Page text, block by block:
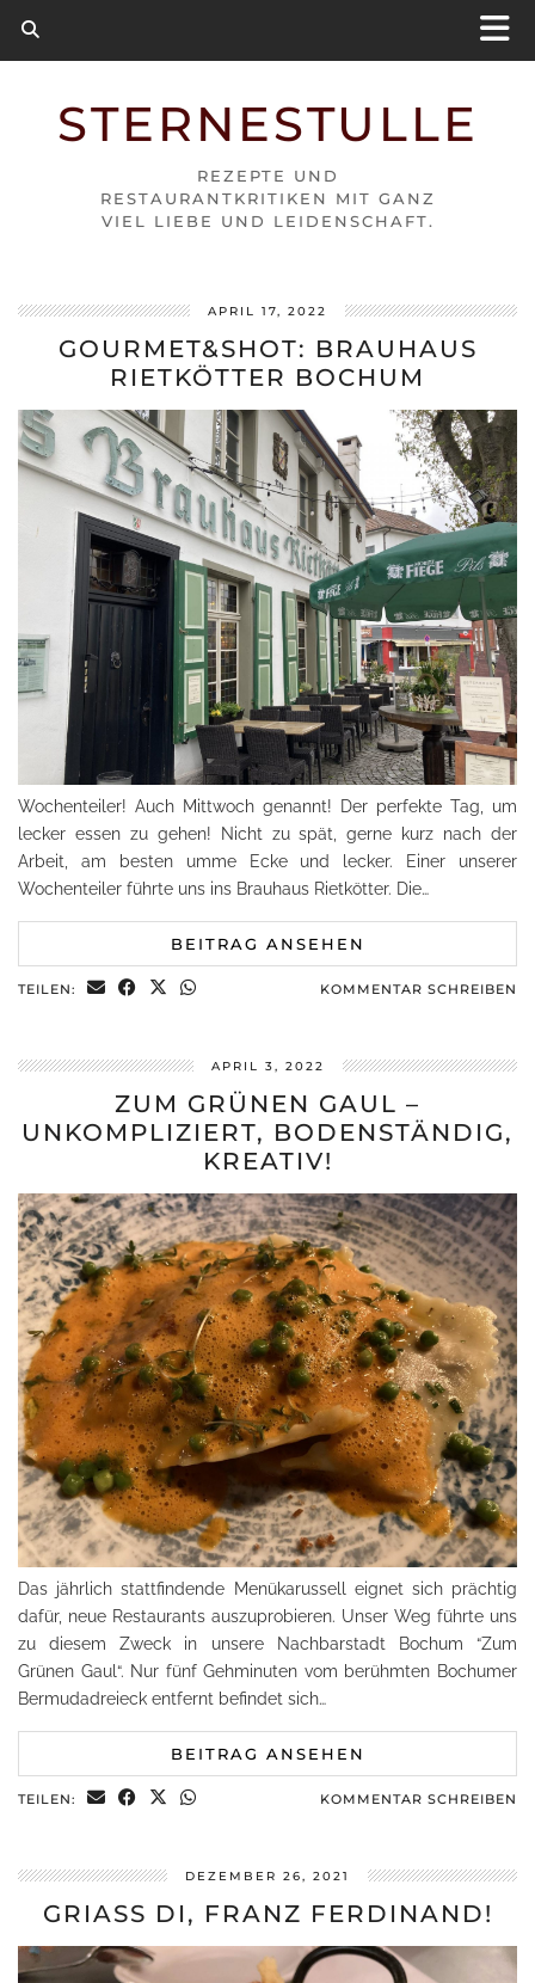
STERNESTULLE
REZEPTE UND
RESTAURANTKRITIKEN MIT GANZ
VIEL LIEBE UND LEIDENSCHAFT.
APRIL 17, 2022
GOURMET&SHOT: BRAUHAUS
RIETKÖTTER BOCHUM
Wochenteiler! Auch Mittwoch genannt! Der perfekte Tag, um
lecker essen zu gehen! Nicht zu spät, gerne kurz nach der
Arbeit, am besten umme Ecke und lecker. Einer unserer
Wochenteiler führte uns ins Brauhaus Rietkötter. Die…
BEITRAG ANSEHEN
TEILEN: KOMMENTAR SCHREIBEN
APRIL 3, 2022
ZUM GRÜNEN GAUL –
UNKOMPLIZIERT, BODENSTÄNDIG,
KREATIV!
Das jährlich stattfindende Menükarussell eignet sich prächtig
dafür, neue Restaurants auszuprobieren. Unser Weg führte uns
zu diesem Zweck in unsere Nachbarstadt Bochum “Zum
Grünen Gaul“. Nur fünf Gehminuten vom berühmten Bochumer
Bermudadreieck entfernt befindet sich…
BEITRAG ANSEHEN
TEILEN: KOMMENTAR SCHREIBEN
DEZEMBER 26, 2021
GRIASS DI, FRANZ FERDINAND!